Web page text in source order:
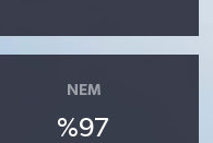
NEM
%97